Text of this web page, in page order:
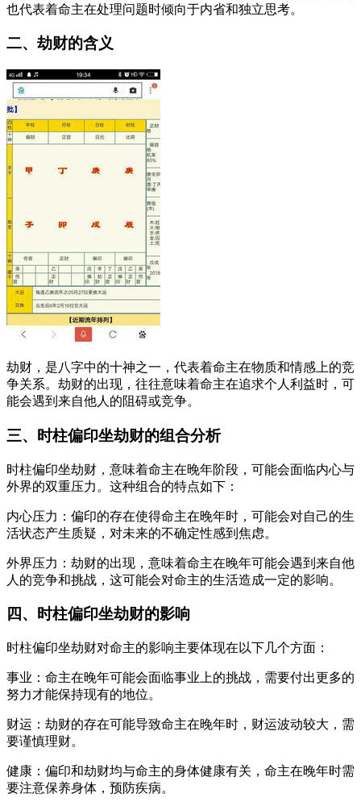
也代表着命主在处理问题时倾向于内省和独立思考。
二、劫财的含义
劫财，是八字中的十神之一，代表着命主在物质和情感上的竞
争关系。劫财的出现，往往意味着命主在追求个人利益时，可
能会遇到来自他人的阻碍或竞争。
三、时柱偏印坐劫财的组合分析
时柱偏印坐劫财，意味着命主在晚年阶段，可能会面临内心与
外界的双重压力。这种组合的特点如下：
内心压力：偏印的存在使得命主在晚年时，可能会对自己的生
活状态产生质疑，对未来的不确定性感到焦虑。
外界压力：劫财的出现，意味着命主在晚年可能会遇到来自他
人的竞争和挑战，这可能会对命主的生活造成一定的影响。
四、时柱偏印坐劫财的影响
时柱偏印坐劫财对命主的影响主要体现在以下几个方面：
事业：命主在晚年可能会面临事业上的挑战，需要付出更多的
努力才能保持现有的地位。
财运：劫财的存在可能导致命主在晚年时，财运波动较大，需
要谨慎理财。
健康：偏印和劫财均与命主的身体健康有关，命主在晚年时需
要注意保养身体，预防疾病。